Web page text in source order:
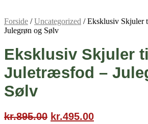
Forside /Uncategorized / Eksklusiv Skjuler
Julegrøn og Sølv
Eksklusiv Skjuler til
Juletræsfod –
Sølv
kr.895.00 Den
kr.495.00Den